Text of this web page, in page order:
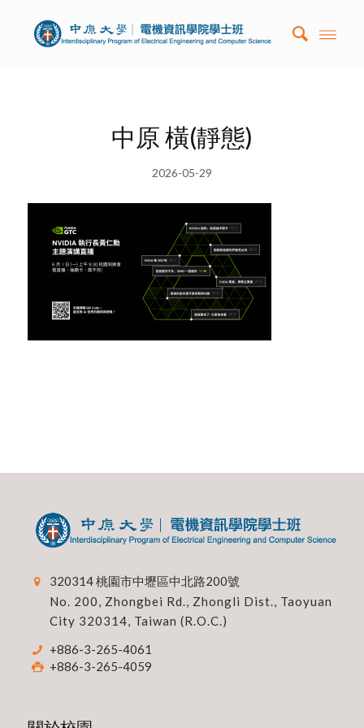
中原 橫(靜態)
2026-05-29
320314 桃園市中壢區中北路200號
No. 200, Zhongbei Rd., Zhongli Dist., Taoyuan
City 320314, Taiwan (R.O.C.)
+886-3-265-4061
+886-3-265-4059